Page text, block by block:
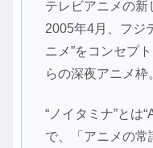
テレビアニメの新
2005年4月、フジ
ニメ”をコンセプ
らの深夜アニメ枠
“ノイタミナ”とは
で、「アニメの常